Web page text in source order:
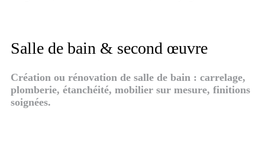
Salle de bain & second œuvre
Création ou rénovation de salle de bain : carrelage,
plomberie, étanchéité, mobilier sur mesure, finitions
soignées.